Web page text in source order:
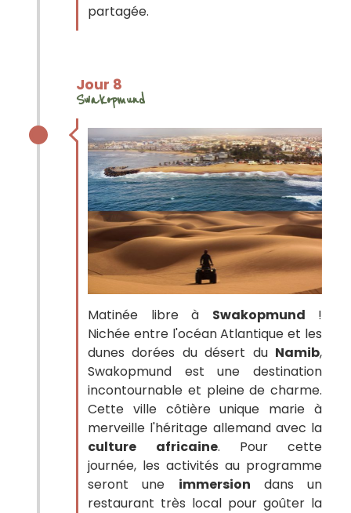
partagée.
Jour 8
Swakopmund
Matinée libre à Swakopmund !
Nichée entre l'océan Atlantique et les
dunes dorées du désert du Namib,
Swakopmund est une destination
incontournable et pleine de charme.
Cette ville côtière unique marie à
merveille l'héritage allemand avec la
culture
africaine. Pour cette
journée, les activités au programme
seront une immersion dans un
restaurant très local pour goûter la